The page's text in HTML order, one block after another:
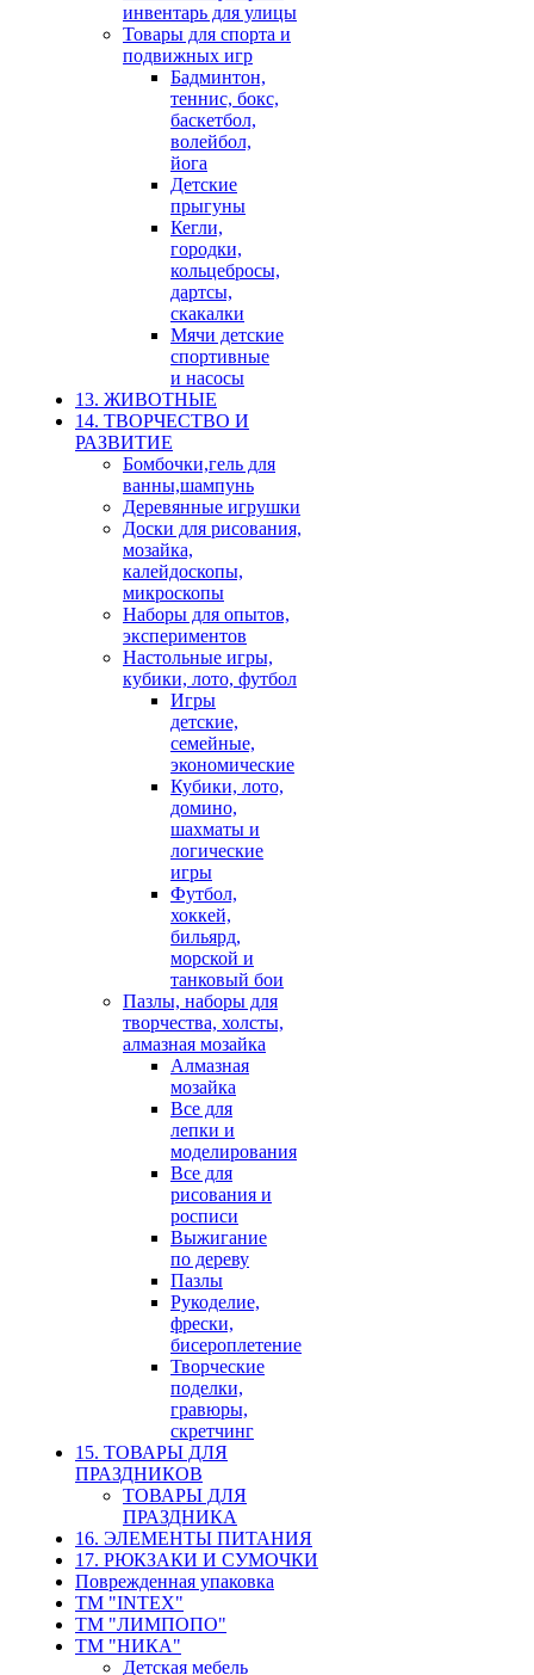
инвентарь для улицы
Товары для спорта и
подвижных игр
Бадминтон,
теннис, бокс,
баскетбол,
волейбол,
йога
Детские
прыгуны
Кегли,
городки,
кольцебросы,
дартсы,
скакалки
Мячи детские
спортивные
и насосы
13. ЖИВОТНЫЕ
14. ТВОРЧЕСТВО И
РАЗВИТИЕ
Бомбочки,гель для
ванны,шампунь
Деревянные игрушки
Доски для рисования,
мозайка,
калейдоскопы,
микроскопы
Наборы для опытов,
экспериментов
Настольные игры,
кубики, лото, футбол
Игры
детские,
семейные,
экономические
Кубики, лото,
домино,
шахматы и
логические
игры
Футбол,
хоккей,
бильярд,
морской и
танковый бои
Пазлы, наборы для
творчества, холсты,
алмазная мозайка
Алмазная
мозайка
Все для
лепки и
моделирования
Все для
рисования и
росписи
Выжигание
по дереву
Пазлы
Рукоделие,
фрески,
бисероплетение
Творческие
поделки,
гравюры,
скретчинг
15. ТОВАРЫ ДЛЯ
ПРАЗДНИКОВ
ТОВАРЫ ДЛЯ
ПРАЗДНИКА
16. ЭЛЕМЕНТЫ ПИТАНИЯ
17. РЮКЗАКИ И СУМОЧКИ
Поврежденная упаковка
ТМ "INTEX"
ТМ "ЛИМПОПО"
ТМ "НИКА"
Детская мебель